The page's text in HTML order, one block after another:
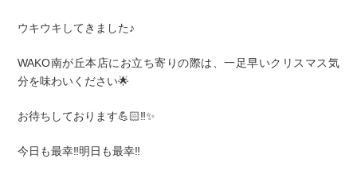
ウキウキしてきました♪
WAKO南が丘本店にお立ち寄りの際は、一足早いクリスマス気
分を味わいください🌟
お待ちしております💪🏻‼️✨
今日も最幸‼️明日も最幸‼️